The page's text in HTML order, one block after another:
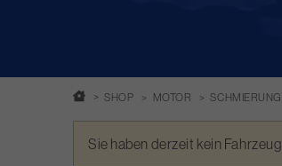
SHOP MOTOR SCHMIERUNG
Sie haben derzeit kein